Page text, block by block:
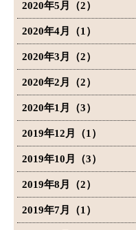
2020年5月（2）
2020年4月（1）
2020年3月（2）
2020年2月（2）
2020年1月（3）
2019年12月（1）
2019年10月（3）
2019年8月（2）
2019年7月（1）